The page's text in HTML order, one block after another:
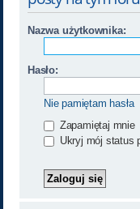
Nazwa użytkownika:
Hasło:
Nie pamiętam hasła
Zapamiętaj mnie
Ukryj mój status